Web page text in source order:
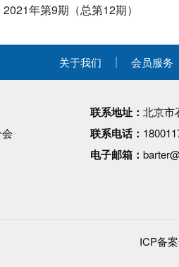
年第9期（总第12期）
关于我们 会员服务
联系地址： 北京市
联系电话：
电子邮箱：
ICP备案